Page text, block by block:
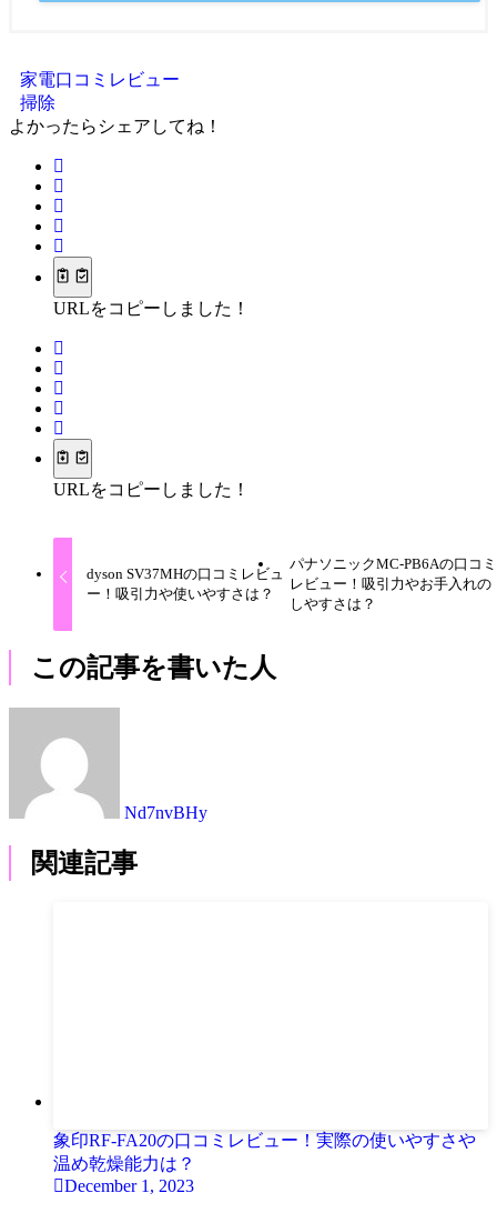
家電口コミレビュー
掃除
よかったらシェアしてね！
URLをコピーしました！
URLをコピーしました！
dyson SV37MHの口コミレビュ
ー！吸引力や使いやすさは？
パナソニックMC-PB6Aの口コミ
レビュー！吸引力やお手入れの
しやすさは？
この記事を書いた人
Nd7nvBHy
関連記事
象印RF-FA20の口コミレビュー！実際の使いやすさや
温め乾燥能力は？
December 1, 2023